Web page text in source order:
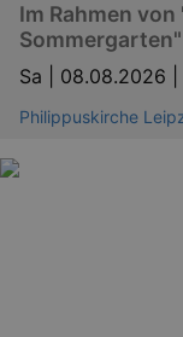
Im Rahmen
Sa | 08.08.2026 |
Philippuskirche